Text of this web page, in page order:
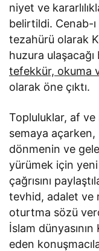
niyet ve
belirtildi. Cenab-
tezahürü olarak
huzura
tefekkür, okuma
olarak öne çıktı.
Topluluklar, af
semaya
dönmenin ve
yürümek için yeni
çağrısını
tevhid, adalet ve
oturtma sözü
İslam
eden